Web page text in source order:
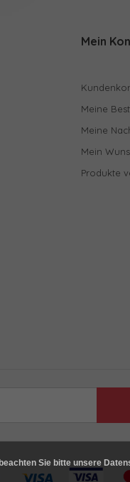
Mein
Meine
Meine
Mein
Produkte
Sie bitte unsere